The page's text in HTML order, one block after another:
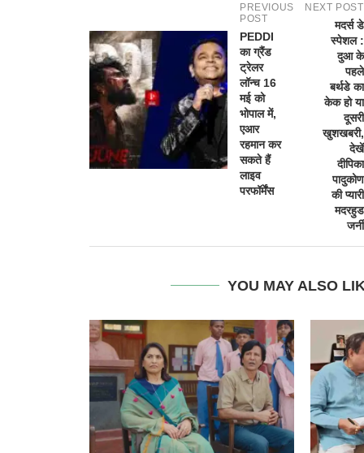
PREVIOUS
POST
PEDDI
का ग्रैंड
ट्रेलर
लॉन्च 16
मई को
भोपाल में,
एआर
रहमान कर
सकते हैं
लाइव
परफॉर्मेंस
NEXT POST
मदर्स डे
स्पेशल :
दुआ के
पहले
बर्थडे का
केक हो या
दूसरी
खुशखबरी,
देखें
दीपिका
पादुकोण
की प्यारी
मदरहुड
जर्नी
YOU MAY ALSO